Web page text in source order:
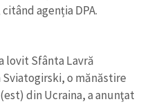
citând agenția DPA.
lovit Sfânta Lavră
o mănăstire
din Ucraina, a anunţat